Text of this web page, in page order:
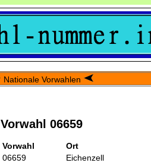
Nationale Vorwahlen
Vorwahl 06659
Vorwahl
Ort
06659
Eichenzell